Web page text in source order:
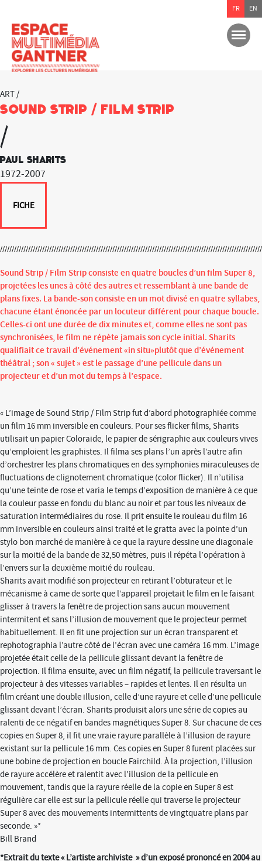
ART /
Sound Strip / Film Strip
/
Paul Sharits
1972-2007
FICHE
Sound Strip / Film Strip consiste en quatre boucles d’un film Super 8,
projetées les unes à côté des autres et ressemblant à une bande de
plans fixes. La bande-son consiste en un mot divisé en quatre syllabes,
chacune étant énoncée par un locuteur différent pour chaque boucle.
Celles-ci ont une durée de dix minutes et, comme elles ne sont pas
synchronisées, le film ne répète jamais son cycle initial. Sharits
qualifiait ce travail d’événement «in situ»plutôt que d’événement
théâtral ; son « sujet » est le passage d’une pellicule dans un
projecteur et d’un mot du temps à l’espace.
« L’image de Sound Strip / Film Strip fut d’abord photographiée comme
un film 16 mm inversible en couleurs. Pour ses flicker films, Sharits
utilisait un papier Coloraide, le papier de sérigraphie aux couleurs vives
qu’emploient les graphistes. Il filma ses plans l’un après l’autre afin
d’orchestrer les plans chromatiques en des symphonies miraculeuses de
fluctuations de clignotement chromatique (color flicker). Il n’utilisa
qu’une teinte de rose et varia le temps d’exposition de manière à ce que
la couleur passe en fondu du blanc au noir et par tous les niveaux de
saturation intermédiaires du rose. Il prit ensuite le rouleau du film 16
mm inversible en couleurs ainsi traité et le gratta avec la pointe d’un
stylo bon marché de manière à ce que la rayure dessine une diagonale
sur la moitié de la bande de 32,50 mètres, puis il répéta l’opération à
l’envers sur la deuxième moitié du rouleau.
Sharits avait modifié son projecteur en retirant l’obturateur et le
mécanisme à came de sorte que l’appareil projetait le film en le faisant
glisser à travers la fenêtre de projection sans aucun mouvement
intermitent et sans l’illusion de mouvement que le projecteur permet
habituellement. Il en fit une projection sur un écran transparent et
rephotographia l’autre côté de l’écran avec une caméra 16 mm. L’image
projetée était celle de la pellicule glissant devant la fenêtre de
projection. Il filma ensuite, avec un film négatif, la pellicule traversant le
projecteur à des vitesses variables – rapides et lentes. Il en résulta un
film créant une double illusion, celle d’une rayure et celle d’une pellicule
glissant devant l’écran. Sharits produisit alors une série de copies au
ralenti de ce négatif en bandes magnétiques Super 8. Sur chacune de ces
copies en Super 8, il fit une vraie rayure parallèle à l’illusion de rayure
existant sur la pellicule 16 mm. Ces copies en Super 8 furent placées sur
une bobine de projection en boucle Fairchild. À la projection, l’illusion
de rayure accélère et ralentit avec l’illusion de la pellicule en
mouvement, tandis que la rayure réelle de la copie en Super 8 est
régulière car elle est sur la pellicule réelle qui traverse le projecteur
Super 8 avec des mouvements intermittents de vingtquatre plans par
seconde. »*
Bill Brand
*Extrait du texte « L’artiste archiviste » d’un exposé prononcé en 2004 au
FR EN